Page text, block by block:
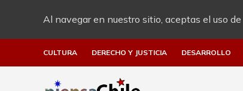
Al navegar en nuestro sitio, aceptas el uso
CULTURA DERECHO Y JUSTICIA DESARROLLO